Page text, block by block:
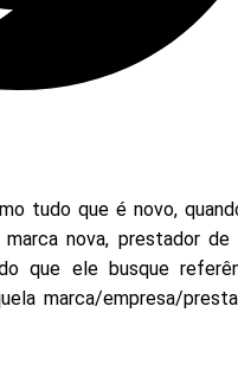
tudo que é novo,
marca nova, prestador de
que ele busque
marca/empresa/